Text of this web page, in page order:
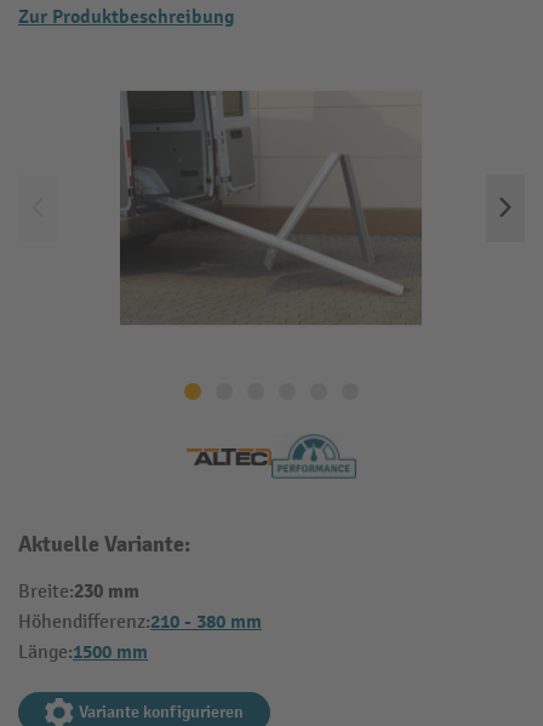
Zur Produktbeschreibung
Aktuelle Variante:
Breite:230 mm
Höhendifferenz:210 - 380 mm
Länge:1500 mm
Variante konfigurieren